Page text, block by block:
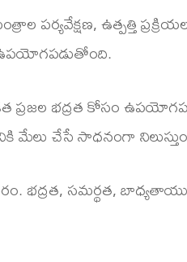
పర్యవేక్షణ, ఉత్పత్తి
ఉపయోగపడుతోంది.
ప్రజల భద్రత కోసం
చేసే సాధనంగా
భద్రత, సమర్థత,